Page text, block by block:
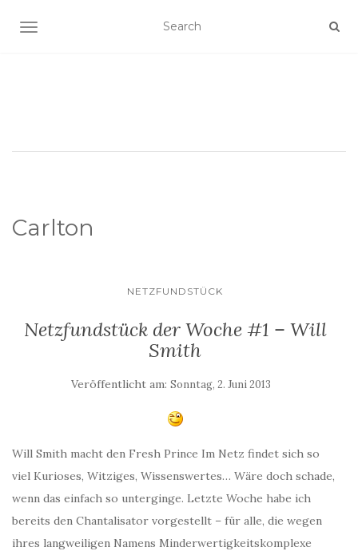
SCHALTE NAVIGATION
Carlton
NETZFUNDSTÜCK
Netzfundstück der Woche #1 – Will
Smith
Veröffentlicht am: Sonntag, 2. Juni 2013
Will Smith macht den Fresh Prince Im Netz findet sich so
viel Kurioses, Witziges, Wissenswertes… Wäre doch schade,
wenn das einfach so unterginge. Letzte Woche habe ich
bereits den Chantalisator vorgestellt – für alle, die wegen
ihres langweiligen Namens Minderwertigkeitskomplexe